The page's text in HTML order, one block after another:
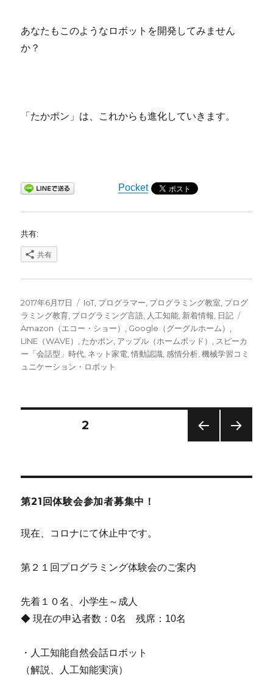
あなたもこのようなロボットを開発してみません
か？
「たかポン」は、これからも進化していきます。
Pocket
共有:
共有
投
稿
日:
2017年6月17日
カ
テ
ゴ
リ
ー
IoT, プログラマー, プログラミング教室, プログ
ラミング教育, プログラミング言語, 人工知能, 新着情報, 日記
Amazon（エコー・ショー） , Google（グーグルホーム） ,
LINE（WAVE） , たかポン, アップル（ホームポッド） , スピーカ
ー「会話型」時代, ネット家電,情動認識, 感情分析,機械学習コミ
ュニケーション・ロボット
ナ
ゲ
ー
シ
ン
固定ページ2
第21回体験会参加者募集中！
現在、コロナにて休止中です。
第２１回プログラミング体験会のご案内
先着１０名、小学生～成人
◆ 現在の申込者数：0名 残席：10名
・人工知能自然会話ロボット
（解説、人工知能実演）